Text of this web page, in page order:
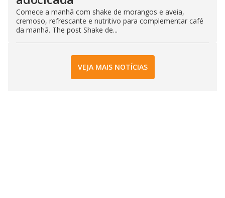
Comece a manhã com shake de morangos e aveia,
cremoso, refrescante e nutritivo para complementar café
da manhã. The post Shake de...
VEJA MAIS NOTÍCIAS